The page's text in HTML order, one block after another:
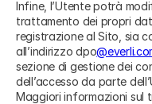
Infine, l’Utente potrà
trattamento dei propri
registrazione al Sito, sia
all’indirizzo dpo
sezione di gestione dei
dell’accesso da parte
Maggiori informazioni sul